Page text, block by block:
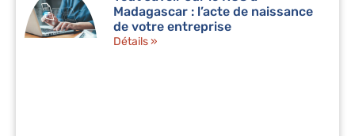
Madagascar : l’acte de naissance
de votre entreprise
Détails »